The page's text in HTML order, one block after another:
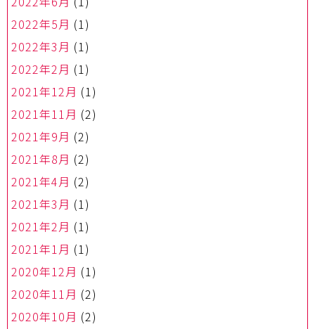
2022年5月 (1)
2022年3月 (1)
2022年2月 (1)
2021年12月 (1)
2021年11月 (2)
2021年9月 (2)
2021年8月 (2)
2021年4月 (2)
2021年3月 (1)
2021年2月 (1)
2021年1月 (1)
2020年12月 (1)
2020年11月 (2)
2020年10月 (2)